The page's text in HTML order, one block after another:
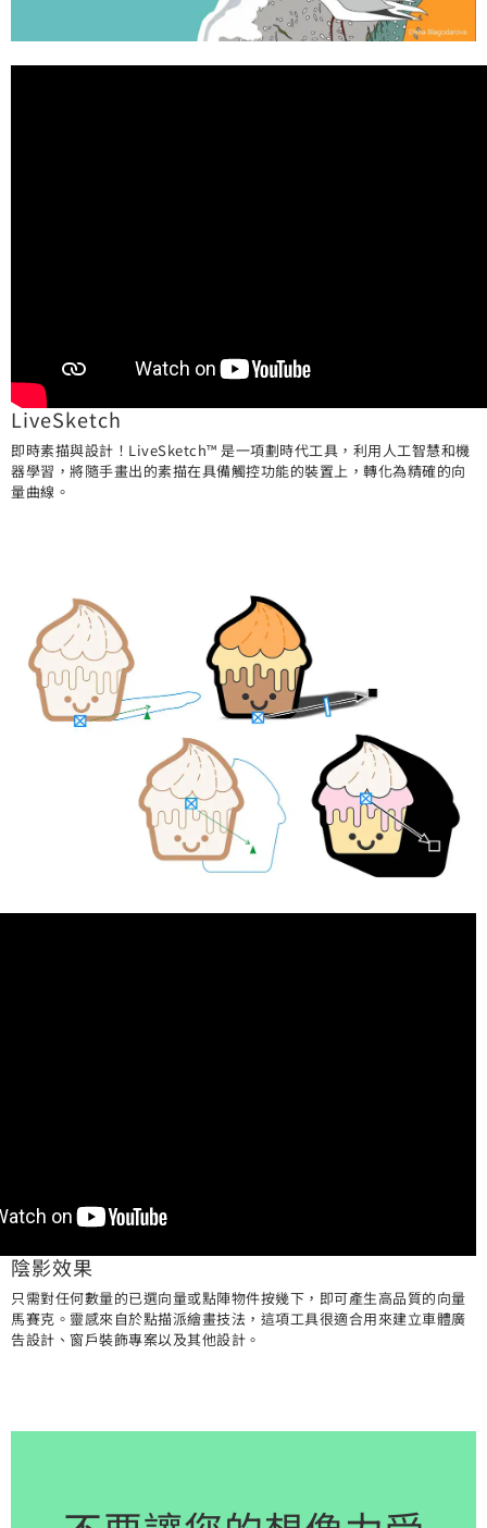
LiveSketch
即時素描與設計！LiveSketch™ 是一項劃時代工具，利用人工智慧和機
器學習，將隨手畫出的素描在具備觸控功能的裝置上，轉化為精確的向
量曲線。
陰影效果
只需對任何數量的已選向量或點陣物件按幾下，即可產生高品質的向量
馬賽克。靈感來自於點描派繪畫技法，這項工具很適合用來建立車體廣
告設計、窗戶裝飾專案以及其他設計。